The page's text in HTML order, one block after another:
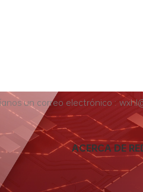
un correo electrónico :
ACERCA DE